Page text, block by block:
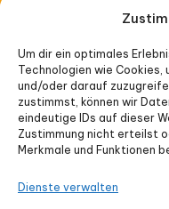
Um dir ein optimales
Technologien wie
und/oder darauf
zustimmst, können wir
eindeutige IDs auf dieser
Zustimmung nicht erteilst
Merkmale und Funktionen
Dienste verwalten
Vorträge
Veranstaltungen
Datenschutz